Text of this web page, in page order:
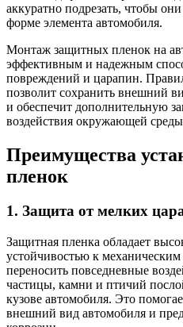
аккуратно подрезать, чтобы
форме элемента автомобиля.
Монтаж защитных пленок на
эффективным и надежным
повреждений и царапин.
позволит сохранить внешний
и обеспечит дополнительную
воздействия окружающей
Преимущества
пленок
1. Защита от мелких
Защитная пленка обладает
устойчивостью к
переносить повседневные
частицы, камни и птичий
кузове автомобиля. Это
внешний вид автомобиля и